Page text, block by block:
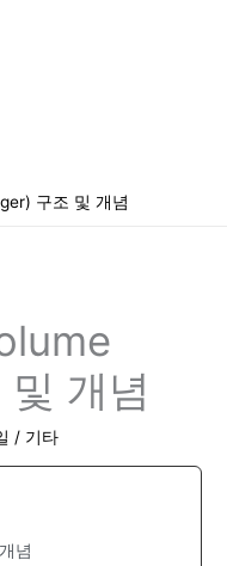
구조 및 개념
개념
/ 기타
념